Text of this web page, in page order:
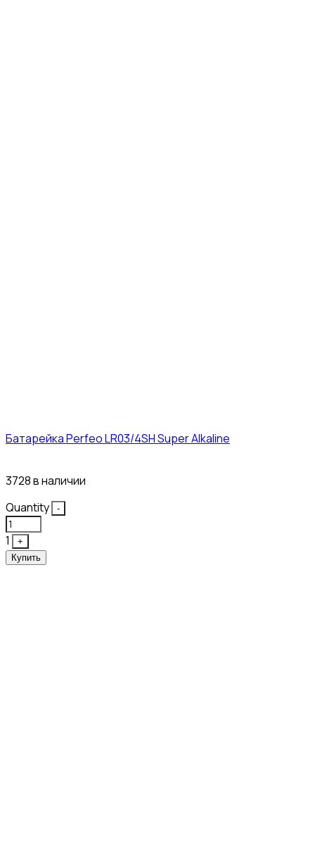
Батарейка Perfeo LR03/4SH Super Alkaline
3728 в наличии
Quantity
-
1
+
Купить